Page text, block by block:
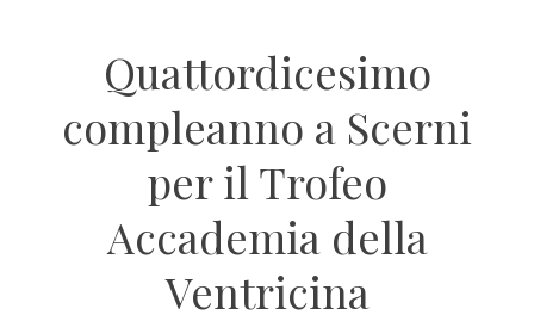
Quattordicesimo
compleanno a Scerni
per il Trofeo
Accademia della
Ventricina